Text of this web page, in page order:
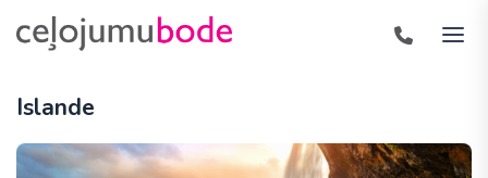
Islande